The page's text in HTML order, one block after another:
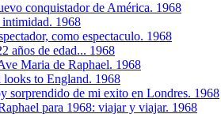
conquistador de América. 1968
intimidad. 1968
como espectaculo. 1968
años de edad... 1968
Maria de Raphael. 1968
to England. 1968
sorprendido de mi exito en Londres. 1968
para 1968: viajar y viajar. 1968